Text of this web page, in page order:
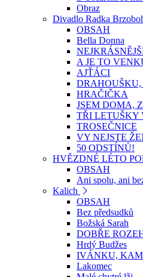
Obraz
Divadlo Radka
OBSAH
Bella Donna
A JE TO
AJŤÁCI
HRAČIČKA
JSEM DOMA,
TŘI LETUŠKY
TROSEČNICE
VY NEJSTE
50 ODSTÍNŮ!
HVĚZDNÉ LÉTO
OBSAH
Ani spolu, ani
Kalich
OBSAH
Bez předsudků
Božská Sarah
DOBŘE
Hrdý Budžes
IVÁNKU,
Lakomec